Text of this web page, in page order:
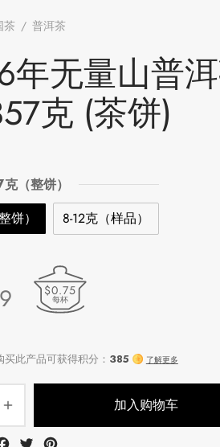
茶 / 普洱茶
年无量山普
克 (茶饼)
（整饼）
饼）
8-12克（样品）
$0.75
每杯
加入购物车